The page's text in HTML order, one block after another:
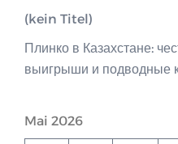
(kein Titel)
Плинко в Казахстане:
выигрыши и подводные
Mai 2026